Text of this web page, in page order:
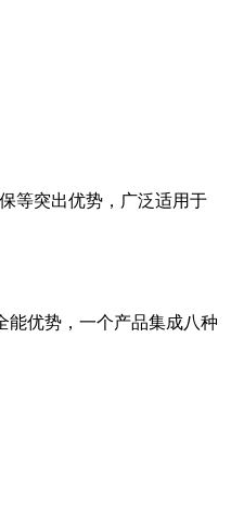
等突出优势，广泛适用于
能优势，一个产品集成八种